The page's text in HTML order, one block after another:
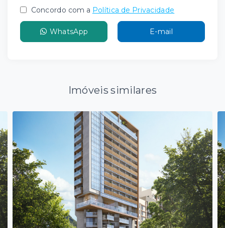
Concordo com a Política de Privacidade
WhatsApp E-mail
Imóveis similares